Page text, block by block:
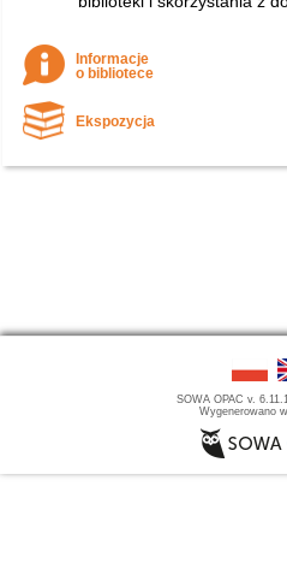
Informacje
o bibliotece
Ekspozycja
SOWA OPAC v.
Wygenerowano